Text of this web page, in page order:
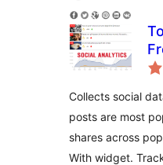
Collects social
posts are most
shares across
With widget.